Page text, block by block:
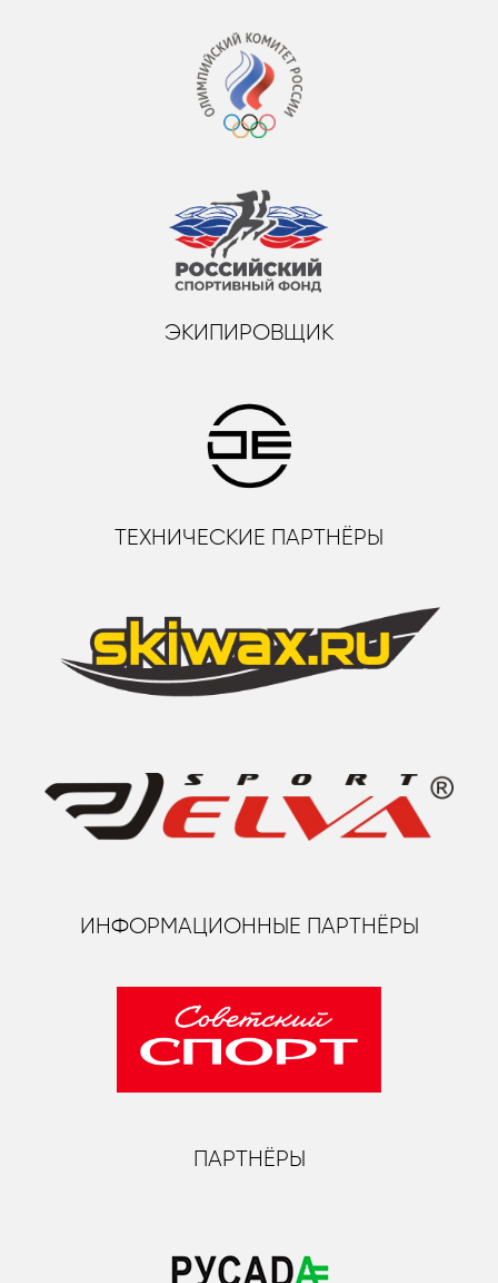
ЭКИПИРОВЩИК
ТЕХНИЧЕСКИЕ ПАРТНЁРЫ
ИНФОРМАЦИОННЫЕ ПАРТНЁРЫ
ПАРТНЁРЫ